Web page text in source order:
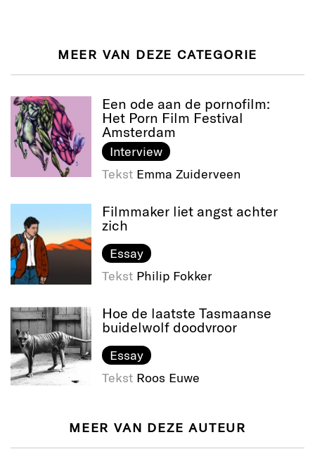
MEER VAN DEZE CATEGORIE
Een ode aan de pornofilm:
Het Porn Film Festival
Amsterdam
Interview
Tekst Emma Zuiderveen
Filmmaker liet angst achter
zich
Essay
Tekst Philip Fokker
Hoe de laatste Tasmaanse
buidelwolf doodvroor
Essay
Tekst Roos Euwe
MEER VAN DEZE AUTEUR